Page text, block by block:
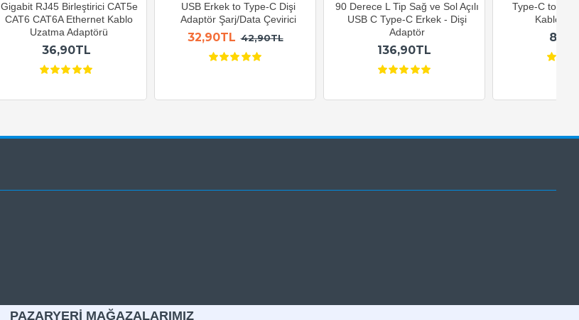
Gigabit RJ45 Birleştirici CAT5e
CAT6 CAT6A Ethernet Kablo
Uzatma Adaptörü
36,90TL
USB Erkek to Type-C Dişi
Adaptör Şarj/Data Çevirici
32,90TL 42,90TL
90 Derece L Tip Sağ ve Sol Açılı
USB C Type-C Erkek - Dişi
Adaptör
136,90TL
Type-C to
Kablosu
PAZARYERİ MAĞAZALARIMIZ